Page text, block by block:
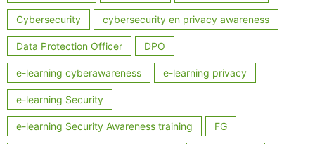
Cybersecurity cybersecurity en privacy awareness
Data Protection Officer DPO
e-learning cyberawareness e-learning privacy
e-learning Security
e-learning Security Awareness training FG